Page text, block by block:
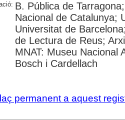
B. Pública de
Nacional de Catalunya;
Universitat de
de Lectura de Reus;
MNAT: Museu Nacional
Bosch i Cardellach
permanent a aquest